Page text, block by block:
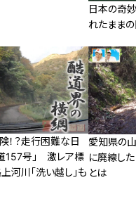
日本の奇
れたまま
！？走行困難な日
157号」 激レア標
河川「洗い越し」も
愛知県の
に廃線し
とは